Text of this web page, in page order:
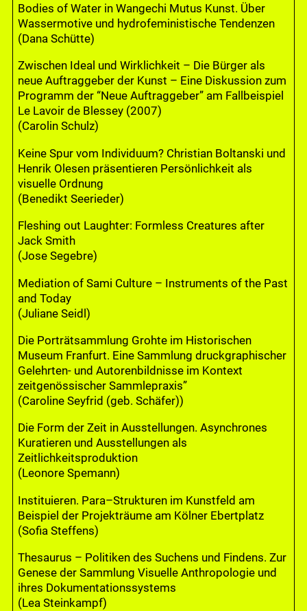
Bodies of Water in Wangechi Mutus Kunst. Über
Wassermotive und hydrofeministische Tendenzen
(Dana Schütte)
Zwischen Ideal und Wirklichkeit – Die Bürger als
neue Auftraggeber der Kunst – Eine Diskussion zum
Programm der “Neue Auftraggeber” am Fallbeispiel
Le Lavoir de Blessey (2007)
(Carolin Schulz)
Keine Spur vom Individuum? Christian Boltanski und
Henrik Olesen präsentieren Persönlichkeit als
visuelle Ordnung
(Benedikt Seerieder)
Fleshing out Laughter: Formless Creatures after
Jack Smith
(Jose Segebre)
Mediation of Sami Culture – Instruments of the Past
and Today
(Juliane Seidl)
Die Porträtsammlung Grohte im Historischen
Museum Franfurt. Eine Sammlung druckgraphischer
Gelehrten- und Autorenbildnisse im Kontext
zeitgenössischer Sammlepraxis”
(Caroline Seyfrid (geb. Schäfer))
Die Form der Zeit in Ausstellungen. Asynchrones
Kuratieren und Ausstellungen als
Zeitlichkeitsproduktion
(Leonore Spemann)
Instituieren. Para–Strukturen im Kunstfeld am
Beispiel der Projekträume am Kölner Ebertplatz
(Sofia Steffens)
Thesaurus – Politiken des Suchens und Findens. Zur
Genese der Sammlung Visuelle Anthropologie und
ihres Dokumentationssystems
(Lea Steinkampf)